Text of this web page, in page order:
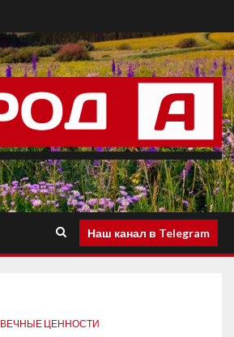
Наш канал в Telegram
ВЕЧНЫЕ ЦЕННОСТИ